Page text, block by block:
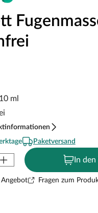
ml
Paketversand
In
Angebot Fragen zum